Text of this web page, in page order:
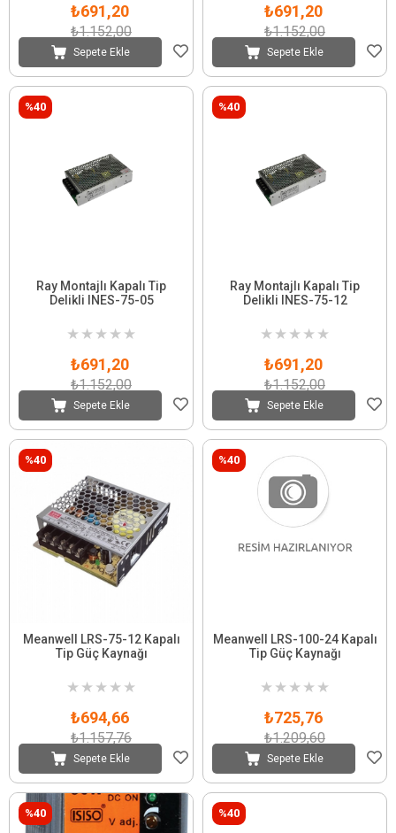
₺691,20
₺1.152,00
Sepete Ekle
₺691,20
₺1.152,00
Sepete Ekle
Ray Montajlı Kapalı Tip
Delikli INES-75-05
★ ★ ★ ★ ★
₺691,20
₺1.152,00
Sepete Ekle
%40
Ray Montajlı Kapalı Tip
Delikli INES-75-12
★ ★ ★ ★ ★
₺691,20
₺1.152,00
Sepete Ekle
%40
Meanwell LRS-75-12 Kapalı
Tip Güç Kaynağı
★ ★ ★ ★ ★
₺694,66
₺1.157,76
Sepete Ekle
%40
Meanwell LRS-100-24 Kapalı
Tip Güç Kaynağı
★ ★ ★ ★ ★
₺725,76
₺1.209,60
Sepete Ekle
%40
%40 %40